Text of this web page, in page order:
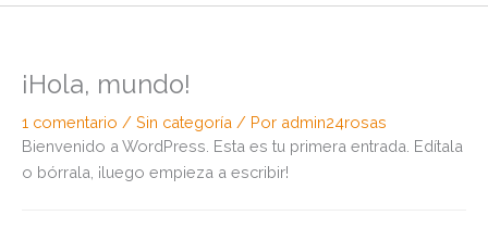
¡Hola, mundo!
1 comentario / Sin categoría / Por admin24rosas
Bienvenido a WordPress. Esta es tu primera entrada. Edítala
o bórrala, ¡luego empieza a escribir!